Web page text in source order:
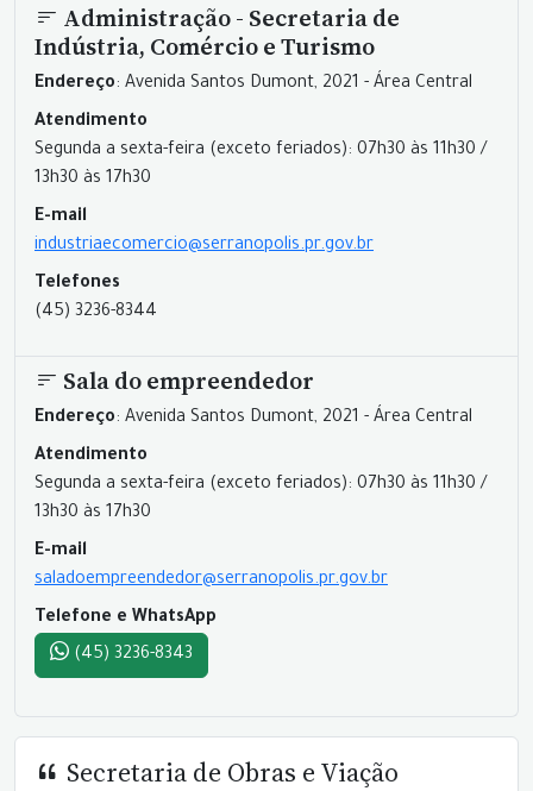
Administração - Secretaria de
Indústria, Comércio e Turismo
Endereço: Avenida Santos Dumont, 2021 - Área Central
Atendimento
Segunda a sexta-feira (exceto feriados): 07h30 às 11h30 /
13h30 às 17h30
E-mail
industriaecomercio@serranopolis.pr.gov.br
Telefones
(45) 3236-8344
Sala do empreendedor
Endereço: Avenida Santos Dumont, 2021 - Área Central
Atendimento
Segunda a sexta-feira (exceto feriados): 07h30 às 11h30 /
13h30 às 17h30
E-mail
saladoempreendedor@serranopolis.pr.gov.br
Telefone e WhatsApp
(45) 3236-8343
Secretaria de Obras e Viação